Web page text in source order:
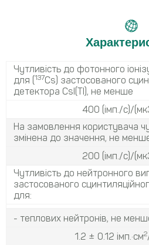
Чутливість до фотонного
для (137Cs) застосованого
детектора CsI(TI), не менше
400 (імп./с)/
На замовлення користувача
змінена до значення, не
200 (імп./с)/
Чутливість до нейтронного
застосованого
для:
- теплових нейтронів, не
1.2 ± 0.12 імп.·см2